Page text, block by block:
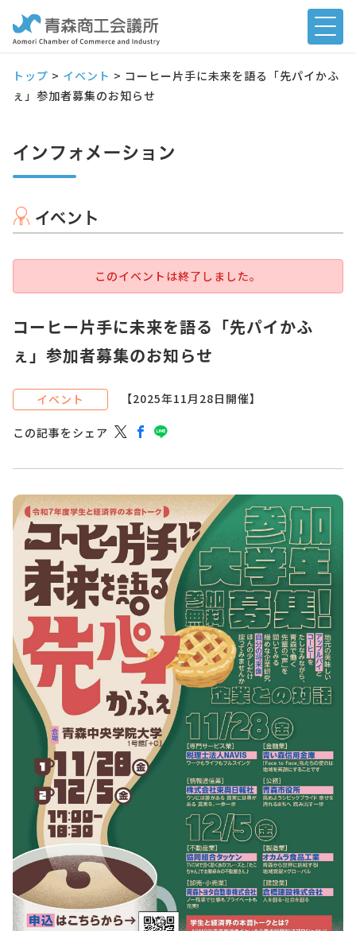
トップ > イベント > コーヒー片手に未来を語る「先パイかふ
ぇ」参加者募集のお知らせ
インフォメーション
イベント
このイベントは終了しました。
コーヒー片手に未来を語る「先パイかふ
ぇ」参加者募集のお知らせ
イベント 【2025年11月28日開催】
この記事をシェア